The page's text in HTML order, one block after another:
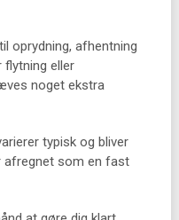
oprydning, afhentning
eller
noget ekstra
typisk og bliver
afregnet som en fast